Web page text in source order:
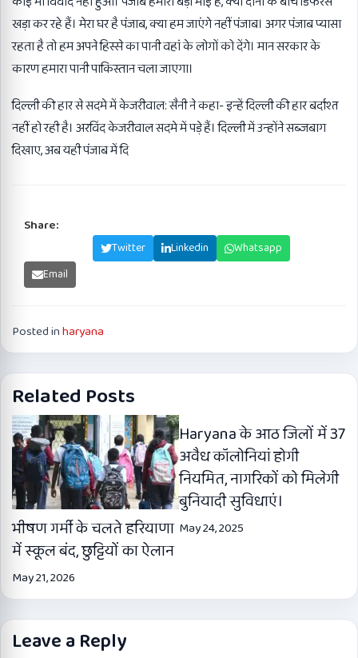
खड़ा कर रहे हैं। मेरा घर है पंजाब, क्या हम जाएंगे नहीं पंजाब। अगर पंजाब प्यासा
रहता है तो हम अपने हिस्से का पानी वहां के लोगों को देंगे। मान सरकार के
कारण हमारा पानी पाकिस्तान चला जाएगा।
दिल्ली की हार से सदमे में केजरीवाल: सैनी ने कहा- इन्हें दिल्ली की हार बर्दाश्त
नहीं हो रही है। अरविंद केजरीवाल सदमे में पड़े हैं। दिल्ली में उन्होंने सब्जबाग
दिखाए, अब यही पंजाब में दि
Share:
Twitter Linkedin
Whatsapp
Email
Posted inharyana
Related Posts
भीषण गर्मी के चलते हरियाणा
में स्कूल बंद, छुट्टियों का ऐलान
May 21, 2026
Haryana के आठ जिलों में 37
अवैध कॉलोनियां होगी
नियमित, नागरिकों को मिलेगी
बुनियादी सुविधाएं।
May 24, 2025
Leave a Reply